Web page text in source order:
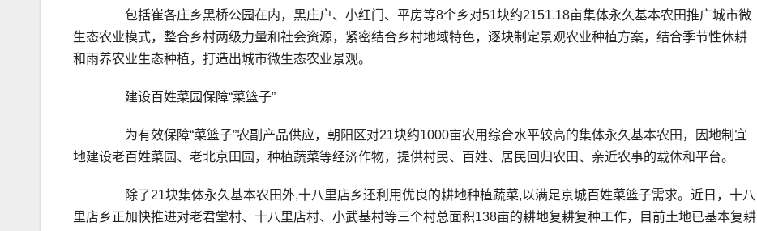
包括崔各庄乡黑桥公园在内，黑庄户、小红门、平房等8个乡对51块约2151.18亩集体永久基本农田推广城市微
生态农业模式，整合乡村两级力量和社会资源，紧密结合乡村地域特色，逐块制定景观农业种植方案，结合季节性休耕
和雨养农业生态种植，打造出城市微生态农业景观。
建设百姓菜园保障“菜篮子”
为有效保障“菜篮子”农副产品供应，朝阳区对21块约1000亩农用综合水平较高的集体永久基本农田，因地制宜
地建设老百姓菜园、老北京田园，种植蔬菜等经济作物，提供村民、百姓、居民回归农田、亲近农事的载体和平台。
除了21块集体永久基本农田外,十八里店乡还利用优良的耕地种植蔬菜,以满足京城百姓菜篮子需求。近日，十八
里店乡正加快推进对老君堂村、十八里店村、小武基村等三个村总面积138亩的耕地复耕复种工作，目前土地已基本复耕